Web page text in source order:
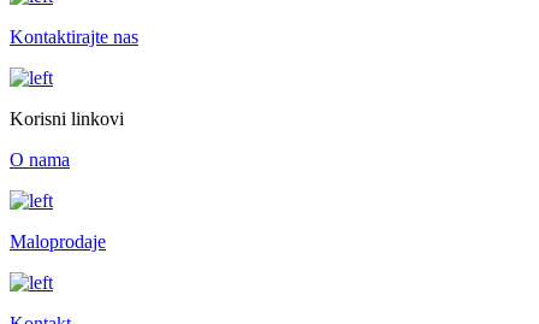
Kontaktirajte nas
Korisni linkovi
O nama
Maloprodaje